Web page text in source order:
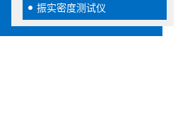
振实密度测试仪